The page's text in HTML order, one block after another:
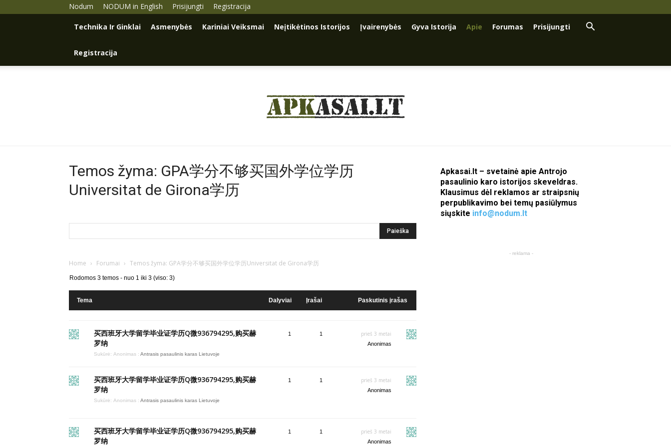
Nodum NODUM in English Prisijungti Registracija
Technika Ir Ginklai Asmenybės Kariniai Veiksmai Neįtikėtinos Istorijos Įvairenybės Gyva Istorija Apie Forumas Prisijungti
Registracija
Temos žyma: GPA学分不够买国外学位学历
Universitat de Girona学历
Home › Forumai › Temos žyma: GPA学分不够买国外学位学历Universitat de Girona学历
Rodomos 3 temos - nuo 1 iki 3 (viso: 3)
Tema Dalyviai Įrašai Paskutinis įrašas
买西班牙大学留学毕业证学历Q微936794295,购买赫
罗纳
Sukūrė: Anonimas : Antrasis pasaulinis karas Lietuvoje
1 1 prieš 3 metai
Anonimas
买西班牙大学留学毕业证学历Q微936794295,购买赫
罗纳
Sukūrė: Anonimas : Antrasis pasaulinis karas Lietuvoje
1 1 prieš 3 metai
Anonimas
买西班牙大学留学毕业证学历Q微936794295,购买赫
罗纳
1 1 prieš 3 metai
Anonimas
Apkasai.lt – svetainė apie Antrojo
pasaulinio karo istorijos skeveldras.
Klausimus dėl reklamos ar straipsnių
perpublikavimo bei temų pasiūlymus
siųskite info@nodum.lt
- reklama -